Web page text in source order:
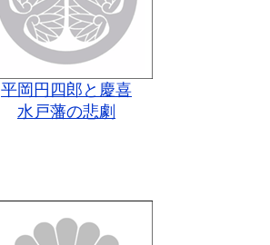
平岡円四郎と慶喜
水戸藩の悲劇